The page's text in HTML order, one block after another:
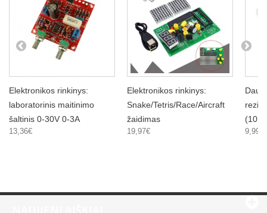
Elektronikos rinkinys:
laboratorinis maitinimo
šaltinis 0-30V 0-3A
13,36€
Elektronikos rinkinys:
Snake/Tetris/Race/Aircraft
žaidimas
19,97€
(10
9,99€